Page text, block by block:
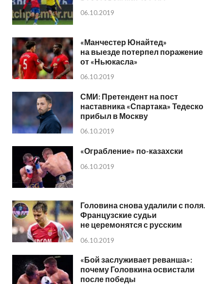
06.10.2019
«Манчестер Юнайтед»
на выезде потерпел поражение
от «Ньюкасла»
06.10.2019
СМИ: Претендент на пост
наставника «Спартака» Тедеско
прибыл в Москву
06.10.2019
«Ограбление» по-казахски
06.10.2019
Головина снова удалили с поля.
Французские судьи
не церемонятся с русским
06.10.2019
«Бой заслуживает реванша»:
почему Головкина освистали
после победы